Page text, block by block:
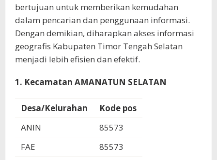
bertujuan untuk memberikan kemudahan
dalam pencarian dan penggunaan informasi.
Dengan demikian, diharapkan akses informasi
geografis Kabupaten Timor Tengah Selatan
menjadi lebih efisien dan efektif.
1. Kecamatan AMANATUN SELATAN
Desa/Kelurahan
Kode pos
ANIN
85573
FAE
85573